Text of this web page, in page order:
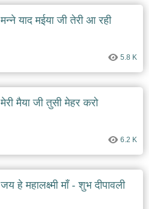
मन्ने याद मईया जी तेरी आ रही
5.8 K
मेरी मैया जी तुसी मेहर करो
6.2 K
जय हे महालक्ष्मी माँ - शुभ दीपावली